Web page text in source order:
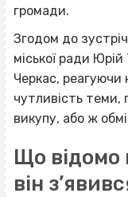
громади.
Згодом до
міської ради
Черкас, реагуючи
чутливість теми,
викупу, або ж
Що відомо
він